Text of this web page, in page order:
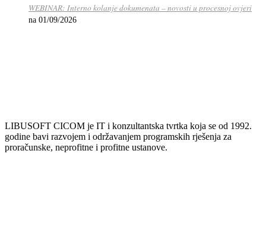
WEBINAR: Interno kolanje dokumenata – novosti u procesnoj ovjeri
na 01/09/2026
LIBUSOFT CICOM je IT i konzultantska tvrtka koja se od 1992.
godine bavi razvojem i održavanjem programskih rješenja za
proračunske, neprofitne i profitne ustanove.